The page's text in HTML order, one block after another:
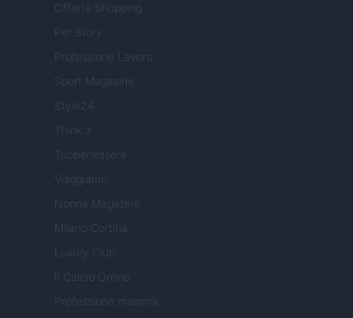
Offerte Shopping
Pet Story
Professione Lavoro
Sport Magazine
Style24
Tuobenessere
Viaggiamo
Nonne Magazine
Milano Cortina
Luxury Club
Il Calcio Online
Professione mamma